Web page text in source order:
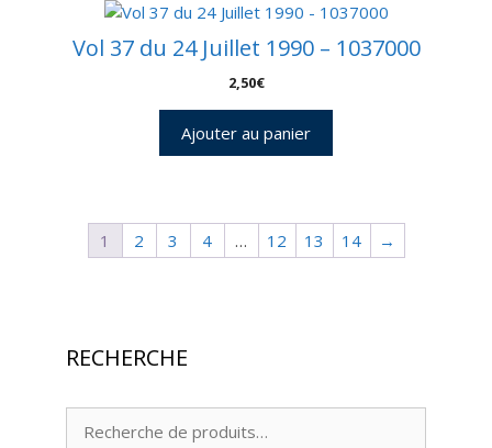
Vol 37 du 24 Juillet 1990 – 1037000
2,50€
Ajouter au panier
1 2 3 4 … 12 13 14 →
RECHERCHE
Recherche